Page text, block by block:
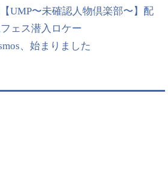
UMP〜未確認人物倶楽部〜】配
ェス潜入ロケー
、始まりました